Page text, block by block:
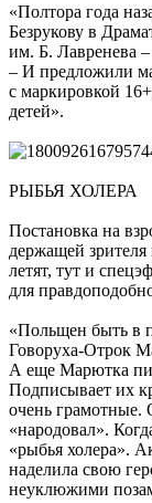
«Полтора года
Безрукову в
им. Б. Лавренева –
– И предложили
с маркировкой
детей».
РЫБЬЯ ХОЛЕРА
Постановка на
держащей
летят, тут и
для
«Польщен быть в
Говоруха-Отрок
А еще Марютка
Подписывает их
очень грамотные.
«народовал».
«рыбья холера».
наделила свою
неуклюжими